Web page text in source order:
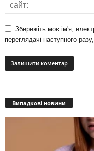
Збережіть моє ім'я,
переглядачі наступного
Випадкові новини